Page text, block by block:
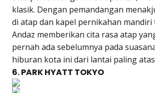
klasik. Dengan pemandangan
di atap dan kapel pernikahan
Andaz memberikan cita rasa atap
pernah ada sebelumnya pada
hiburan kota ini dari lantai paling
6. PARK HYATT TOKYO